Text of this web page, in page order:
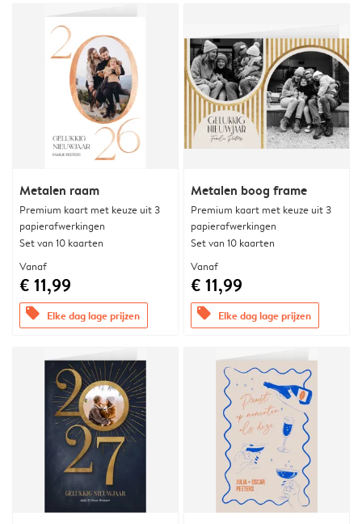
Metalen raam
Premium kaart met keuze uit 3
papierafwerkingen
Set van 10 kaarten
Vanaf
€ 11,99
offers Elke dag lage prijzen
Metalen boog frame
Premium kaart met keuze uit 3
papierafwerkingen
Set van 10 kaarten
Vanaf
€ 11,99
offers Elke dag lage prijzen